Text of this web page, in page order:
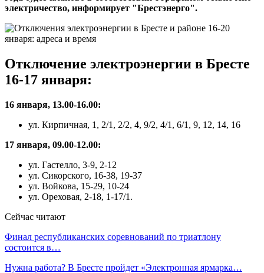
электричество, информирует "Брестэнерго".
Отключение электроэнергии в Бресте
16-17 января:
16 января, 13.00-16.00:
ул. Кирпичная, 1, 2/1, 2/2, 4, 9/2, 4/1, 6/1, 9, 12, 14, 16
17 января, 09.00-12.00:
ул. Гастелло, 3-9, 2-12
ул. Сикорского, 16-38, 19-37
ул. Войкова, 15-29, 10-24
ул. Ореховая, 2-18, 1-17/1.
Сейчас читают
Финал республиканских соревнований по триатлону
состоится в…
Нужна работа? В Бресте пройдет «Электронная ярмарка…